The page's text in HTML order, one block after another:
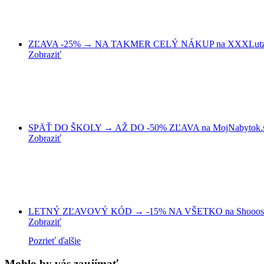
ZĽAVA -25% → NA TAKMER CELÝ NÁKUP na
Zobraziť
SPÄŤ DO ŠKOLY → AŽ DO -50% ZĽAVA na
Zobraziť
LETNÝ ZĽAVOVÝ KÓD → -15% NA VŠETKO na
Zobraziť
Pozrieť ďalšie